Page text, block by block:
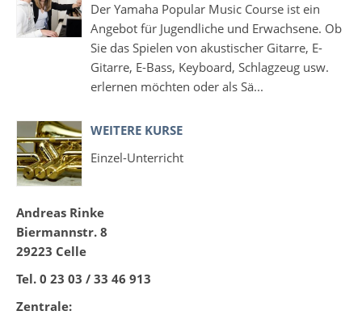
Der Yamaha Popular Music Course ist ein
Angebot für Jugendliche und Erwachsene. Ob
Sie das Spielen von akustischer Gitarre, E-
Gitarre, E-Bass, Keyboard, Schlagzeug usw.
erlernen möchten oder als Sä...
WEITERE KURSE
Einzel-Unterricht
Andreas Rinke
Biermannstr. 8
29223 Celle
Tel. 0 23 03 / 33 46 913
Zentrale: